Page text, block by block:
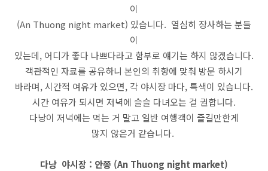
이
(An Thuong night market) 있습니다. 열심히 장사하는 분들
이
있는데, 어디가 좋다 나쁘다라고 함부로 얘기는 하지 않겠습니다.
객관적인 자료를 공유하니 본인의 취향에 맞춰 방문 하시기
바라며, 시간적 여유가 있으면, 각 야시장 마다, 특색이 있습니다.
시간 여유가 되시면 저녁에 슬슬 다녀오는 걸 권합니다.
다낭이 저녁에는 먹는 거 말고 일반 여행객이 즐길만한게
많지 않은거 같습니다.
다낭 야시장 : 안쯩 (An Thuong night market)